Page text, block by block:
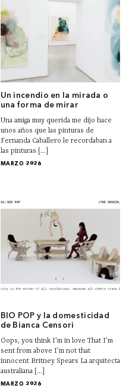
Un incendio en la mirada o
una forma de mirar
Una amiga muy querida me dijo hace
unos años que las pinturas de
Fernanda Caballero le recordaban a
las pinturas [...]
MARZO 2026
BIO POP y la domesticidad
de Bianca Censori
Oops, you think I’m in love That I’m
sent from above I’m not that
innocent Britney Spears La arquitecta
australiana [...]
MARZO 2026